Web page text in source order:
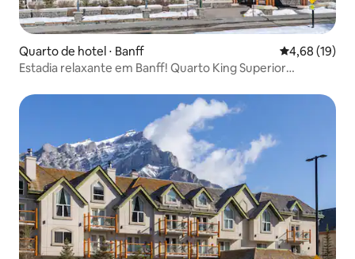
Quarto de hotel ⋅ Banff 4,68 de uma
4,68 (19)
Estadia relaxante em Banff! Quarto King Superior